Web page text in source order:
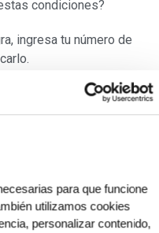
para que funcione
utilizamos cookies
personalizar contenido,
condiciones?
ingresa tu número de
ingresar a tu cuenta
estar habilitado para
aquí